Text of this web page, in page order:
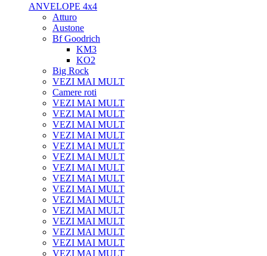
ANVELOPE 4x4
Atturo
Austone
Bf Goodrich
KM3
KO2
Big Rock
VEZI MAI MULT
Camere roti
VEZI MAI MULT
VEZI MAI MULT
VEZI MAI MULT
VEZI MAI MULT
VEZI MAI MULT
VEZI MAI MULT
VEZI MAI MULT
VEZI MAI MULT
VEZI MAI MULT
VEZI MAI MULT
VEZI MAI MULT
VEZI MAI MULT
VEZI MAI MULT
VEZI MAI MULT
VEZI MAI MULT